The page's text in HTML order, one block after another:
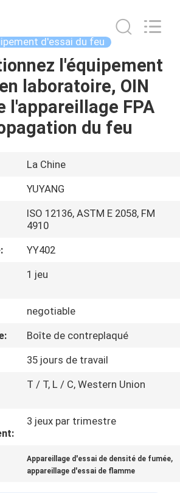
d'essai du feu
l'équipement
laboratoire, OIN
l'appareillage FPA
du feu
La Chine
YUYANG
ISO 12136, ASTM E 2058, FM
4910
YY402
1 jeu
negotiable
Boîte de contreplaqué
35 jours de travail
T / T, L / C, Western Union
3 jeux par trimestre
Appareillage d'essai de densité de fumée,
appareillage d'essai de flamme